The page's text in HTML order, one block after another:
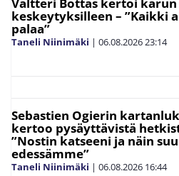
keskeytyksilleen – ”Kaikki
palaa”
Taneli Niinimäki | 06.08.202623:14
Sebastien Ogierin
kertoo pysäyttävistä
”Nostin katseeni ja näin
edessämme”
Taneli Niinimäki | 06.08.2026 16:44